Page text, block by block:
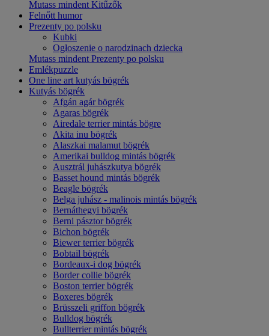
Mutass mindent Kitűzők
Felnőtt humor
Prezenty po polsku
Kubki
Ogłoszenie o narodzinach dziecka
Mutass mindent Prezenty po polsku
Emlékpuzzle
One line art kutyás bögrék
Kutyás bögrék
Afgán agár bögrék
Agaras bögrék
Airedale terrier mintás bögre
Akita inu bögrék
Alaszkai malamut bögrék
Amerikai bulldog mintás bögrék
Ausztrál juhászkutya bögrék
Basset hound mintás bögrék
Beagle bögrék
Belga juhász - malinois mintás bögrék
Bernáthegyi bögrék
Berni pásztor bögrék
Bichon bögrék
Biewer terrier bögrék
Bobtail bögrék
Bordeaux-i dog bögrék
Border collie bögrék
Boston terrier bögrék
Boxeres bögrék
Brüsszeli griffon bögrék
Bulldog bögrék
Bullterrier mintás bögrék